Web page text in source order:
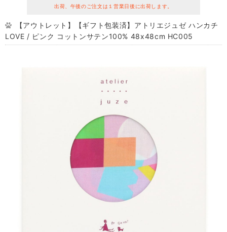
出荷、午後のご注文は１営業日後に出荷します。
【アウトレット】【ギフト包装済】アトリエジュゼ ハンカチ
LOVE / ピンク コットンサテン100% 48x48cm HC005